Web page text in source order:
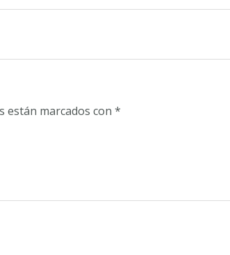
están marcados con*